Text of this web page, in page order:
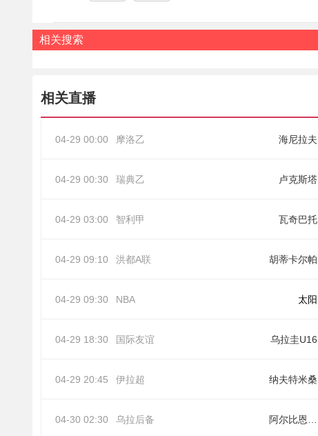
相关搜索
相关直播
04-29 00:00 摩洛乙 海尼拉夫
04-29 00:30 瑞典乙 卢克斯塔
04-29 03:00 智利甲 瓦奇巴托
04-29 09:10 洪都A联 胡蒂卡尔帕
04-29 09:30 NBA 太阳
04-29 18:30 国际友谊 乌拉圭U16
04-29 20:45 伊拉超 纳夫特米桑
04-30 02:30 乌拉后备